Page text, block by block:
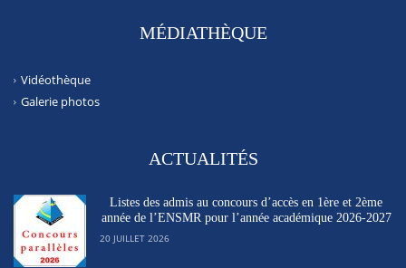
MÉDIATHÈQUE
Vidéothèque
Galerie photos
ACTUALITÉS
Listes des admis au concours d’accès en 1ère et 2ème
année de l’ENSMR pour l’année académique 2026-2027
20 JUILLET 2026